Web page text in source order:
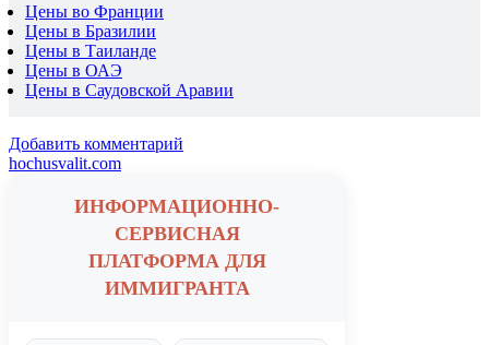
Цены во Франции
Цены в Бразилии
Цены в Таиланде
Цены в ОАЭ
Цены в Саудовской Аравии
Добавить комментарий
hochusvalit.com
ИНФОРМАЦИОННО-
СЕРВИСНАЯ
ПЛАТФОРМА ДЛЯ
ИММИГРАНТА